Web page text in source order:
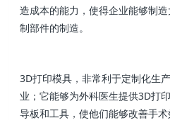
造成本的能力，使得企业能够制
制部件的制造。
3D打印模具，非常利于定制化生
业；它能够为外科医生提供3D打
导板和工具，使他们能够改善手术